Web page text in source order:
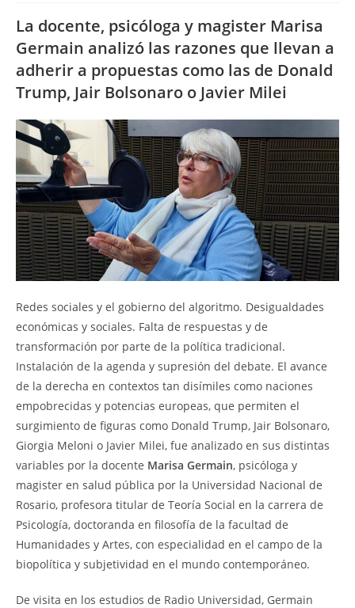
La docente, psicóloga y magister Marisa
Germain analizó las razones que llevan a
adherir a propuestas como las de Donald
Trump, Jair Bolsonaro o Javier Milei
Redes sociales y el gobierno del algoritmo. Desigualdades
económicas y sociales. Falta de respuestas y de
transformación por parte de la política tradicional.
Instalación de la agenda y supresión del debate. El avance
de la derecha en contextos tan disímiles como naciones
empobrecidas y potencias europeas, que permiten el
surgimiento de figuras como Donald Trump, Jair Bolsonaro,
Giorgia Meloni o Javier Milei, fue analizado en sus distintas
variables por la docente Marisa Germain, psicóloga y
magister en salud pública por la Universidad Nacional de
Rosario, profesora titular de Teoría Social en la carrera de
Psicología, doctoranda en filosofía de la facultad de
Humanidades y Artes, con especialidad en el campo de la
biopolítica y subjetividad en el mundo contemporáneo.
De visita en los estudios de Radio Universidad, Germain